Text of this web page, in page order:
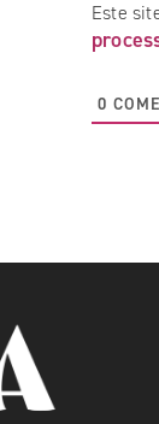
Este
0